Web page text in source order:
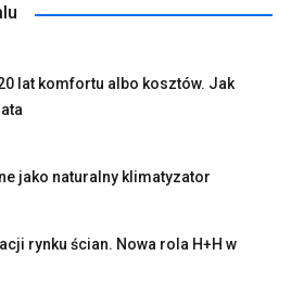
lat komfortu albo kosztów. Jak
jako naturalny klimatyzator
rynku ścian. Nowa rola H+H w